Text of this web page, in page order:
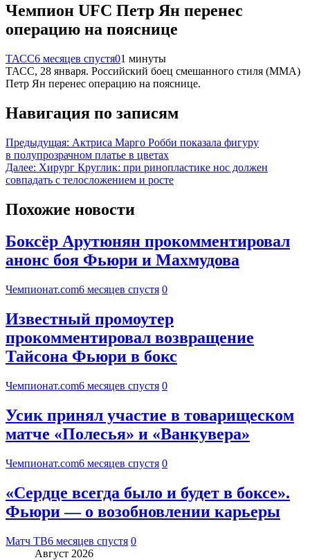
Чемпион UFC Петр Ян перенес
операцию на пояснице
ТАСС6 месяцев спустя01 минуты
ТАСС, 28 января. Российский боец смешанного стиля (ММА)
Петр Ян перенес операцию на пояснице.
Навигация по записям
Предыдущая: Актриса Марго Робби показала фигуру
в полупрозрачном платье в цветах
Далее: Хирург Круглик: при ринопластике нос должен
совпадать с телосложением и росте
Похожие новости
Боксёр Арутюнян прокомментировал
анонс боя Фьюри и Махмудова
Чемпионат.com6 месяцев спустя 0
Известный промоутер
прокомментировал возвращение
Тайсона Фьюри в бокс
Чемпионат.com6 месяцев спустя 0
Усик принял участие в товарищеском
матче «Полесья» и «Ванкувера»
Чемпионат.com6 месяцев спустя 0
«Сердце всегда было и будет в боксе».
Фьюри — о возобновлении карьеры
Матч ТВ6 месяцев спустя 0
Август 2026